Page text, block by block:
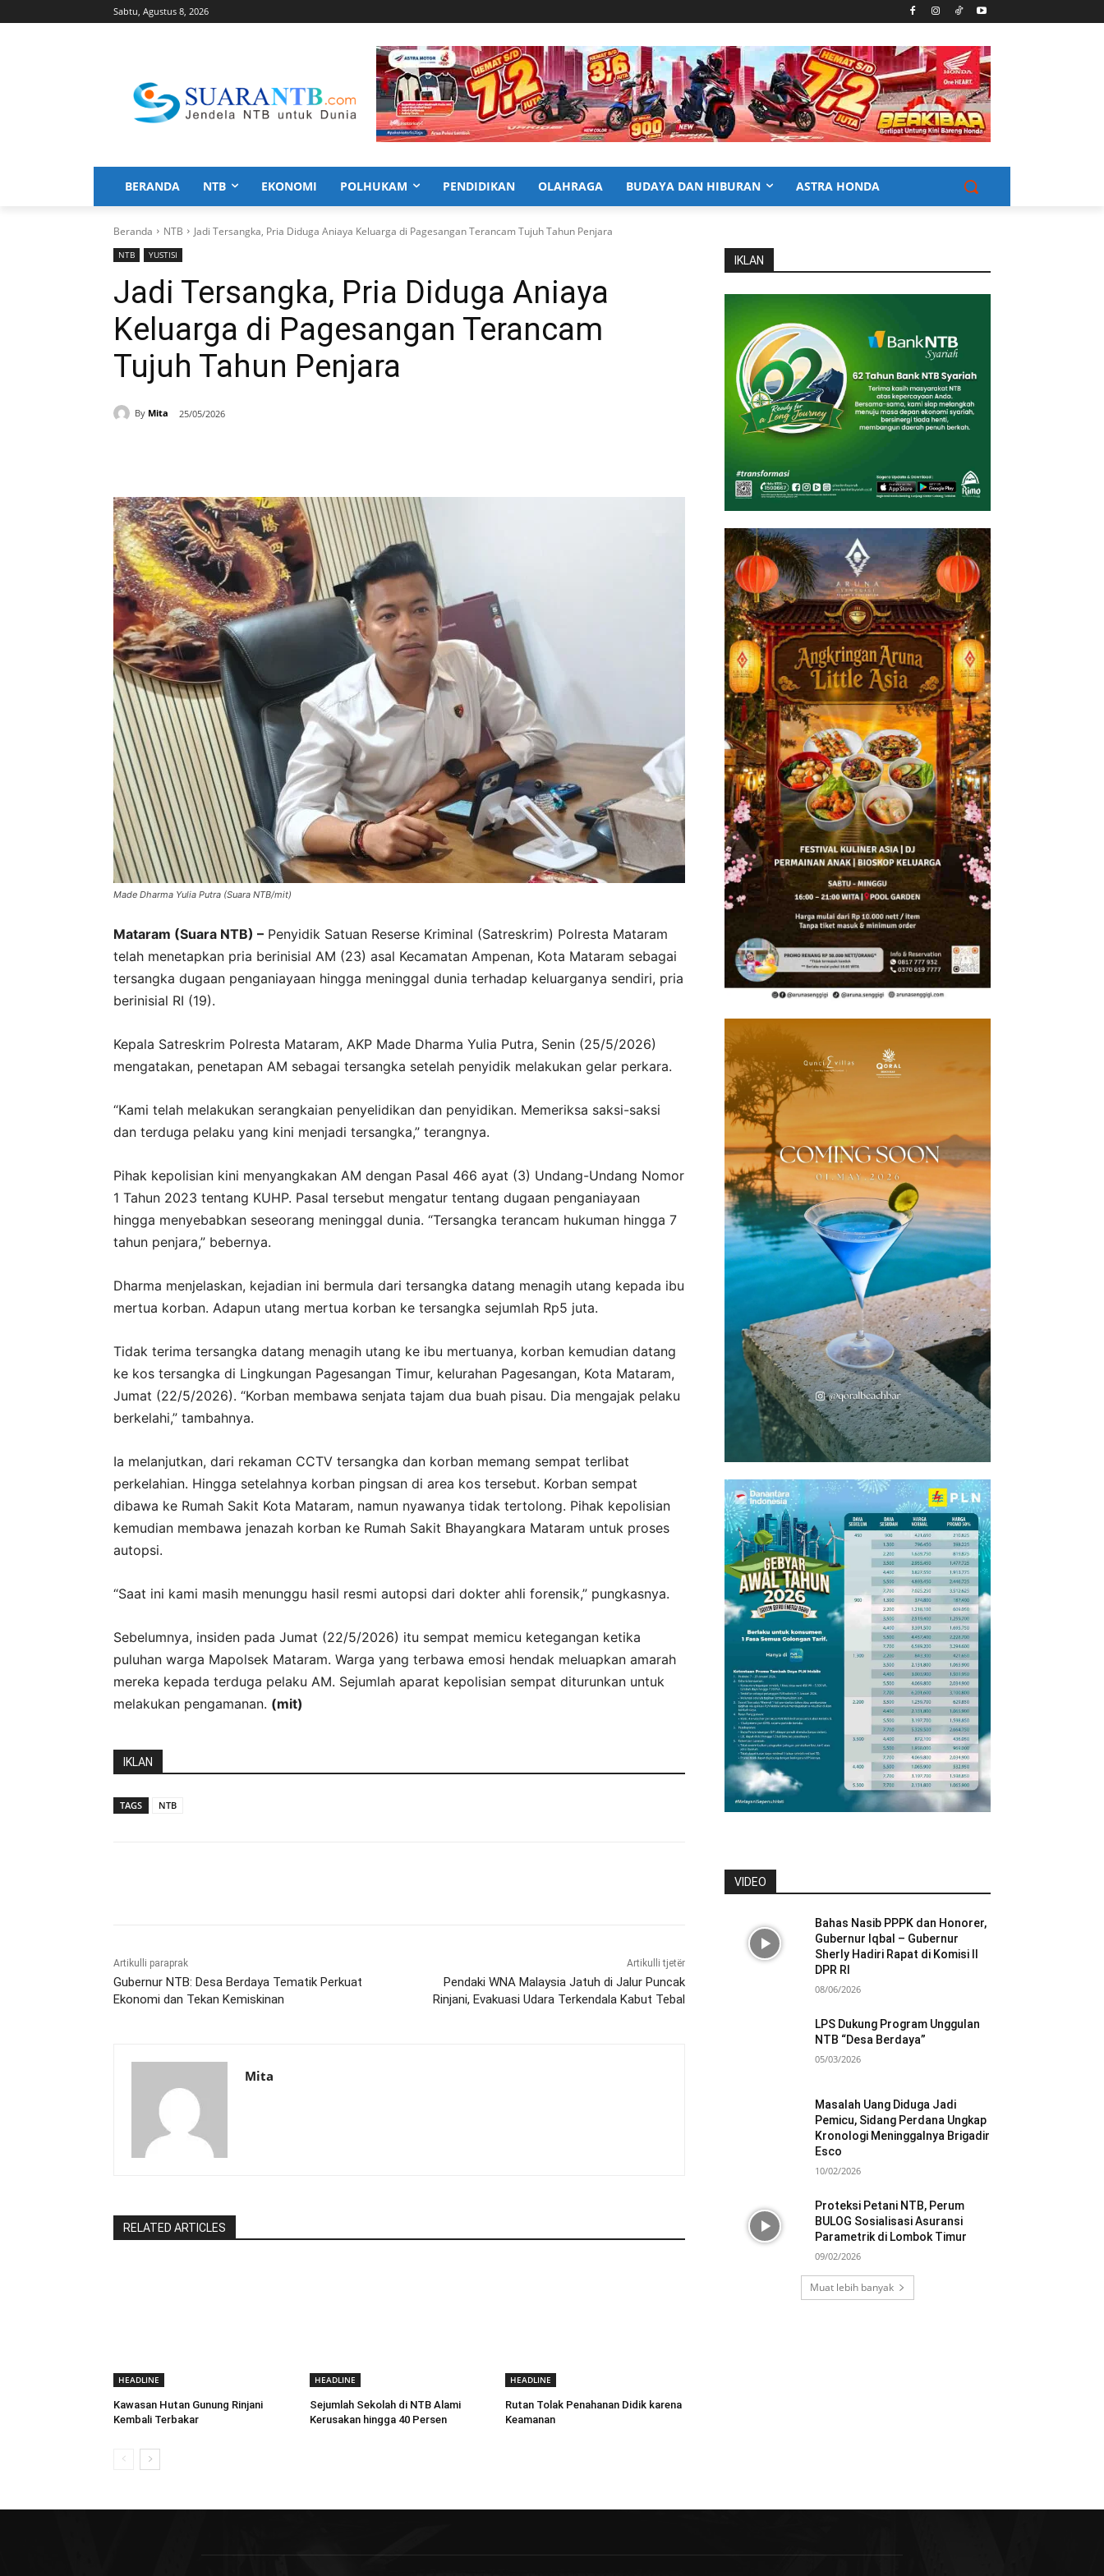
Sabtu, Agustus 8, 2026
BERANDA NTB EKONOMI POLHUKAM PENDIDIKAN OLAHRAGA BUDAYA DAN HIBURAN ASTRA HONDA
Beranda NTB Jadi Tersangka, Pria Diduga Aniaya Keluarga di Pagesangan Terancam Tujuh Tahun Penjara
NTB YUSTISI
Jadi Tersangka, Pria Diduga Aniaya
Keluarga di Pagesangan Terancam
Tujuh Tahun Penjara
By Mita 25/05/2026
Made Dharma Yulia Putra (Suara NTB/mit)
Mataram (Suara NTB) – Penyidik Satuan Reserse Kriminal (Satreskrim) Polresta Mataram
telah menetapkan pria berinisial AM (23) asal Kecamatan Ampenan, Kota Mataram sebagai
tersangka dugaan penganiayaan hingga meninggal dunia terhadap keluarganya sendiri, pria
berinisial RI (19).
Kepala Satreskrim Polresta Mataram, AKP Made Dharma Yulia Putra, Senin (25/5/2026)
mengatakan, penetapan AM sebagai tersangka setelah penyidik melakukan gelar perkara.
“Kami telah melakukan serangkaian penyelidikan dan penyidikan. Memeriksa saksi-saksi
dan terduga pelaku yang kini menjadi tersangka,” terangnya.
Pihak kepolisian kini menyangkakan AM dengan Pasal 466 ayat (3) Undang-Undang Nomor
1 Tahun 2023 tentang KUHP. Pasal tersebut mengatur tentang dugaan penganiayaan
hingga menyebabkan seseorang meninggal dunia. “Tersangka terancam hukuman hingga 7
tahun penjara,” bebernya.
Dharma menjelaskan, kejadian ini bermula dari tersangka datang menagih utang kepada ibu
mertua korban. Adapun utang mertua korban ke tersangka sejumlah Rp5 juta.
Tidak terima tersangka datang menagih utang ke ibu mertuanya, korban kemudian datang
ke kos tersangka di Lingkungan Pagesangan Timur, kelurahan Pagesangan, Kota Mataram,
Jumat (22/5/2026). “Korban membawa senjata tajam dua buah pisau. Dia mengajak pelaku
berkelahi,” tambahnya.
Ia melanjutkan, dari rekaman CCTV tersangka dan korban memang sempat terlibat
perkelahian. Hingga setelahnya korban pingsan di area kos tersebut. Korban sempat
dibawa ke Rumah Sakit Kota Mataram, namun nyawanya tidak tertolong. Pihak kepolisian
kemudian membawa jenazah korban ke Rumah Sakit Bhayangkara Mataram untuk proses
autopsi.
“Saat ini kami masih menunggu hasil resmi autopsi dari dokter ahli forensik,” pungkasnya.
Sebelumnya, insiden pada Jumat (22/5/2026) itu sempat memicu ketegangan ketika
puluhan warga Mapolsek Mataram. Warga yang terbawa emosi hendak meluapkan amarah
mereka kepada terduga pelaku AM. Sejumlah aparat kepolisian sempat diturunkan untuk
melakukan pengamanan. (mit)
IKLAN
TAGS NTB
Artikulli paraprak
Gubernur NTB: Desa Berdaya Tematik Perkuat
Ekonomi dan Tekan Kemiskinan
Artikulli tjetër
Pendaki WNA Malaysia Jatuh di Jalur Puncak
Rinjani, Evakuasi Udara Terkendala Kabut Tebal
Mita
RELATED ARTICLES
HEADLINE
Kawasan Hutan Gunung Rinjani
Kembali Terbakar
HEADLINE
Sejumlah Sekolah di NTB Alami
Kerusakan hingga 40 Persen
HEADLINE
Rutan Tolak Penahanan Didik karena
Keamanan
IKLAN
VIDEO
Bahas Nasib PPPK dan Honorer,
Gubernur Iqbal – Gubernur
Sherly Hadiri Rapat di Komisi II
DPR RI
08/06/2026
LPS Dukung Program Unggulan
NTB “Desa Berdaya”
05/03/2026
Masalah Uang Diduga Jadi
Pemicu, Sidang Perdana Ungkap
Kronologi Meninggalnya Brigadir
Esco
10/02/2026
Proteksi Petani NTB, Perum
BULOG Sosialisasi Asuransi
Parametrik di Lombok Timur
09/02/2026
Muat lebih banyak